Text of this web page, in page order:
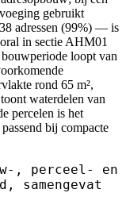
gebruikt
adressen (99%) — is
in sectie AHM01
loopt van
rond 65 m²,
waterdelen van
percelen is het
bij compacte
, perceel- en
samengevat